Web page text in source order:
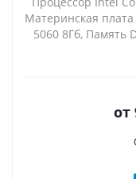
Материнская плата
5060 8Гб, Память
от